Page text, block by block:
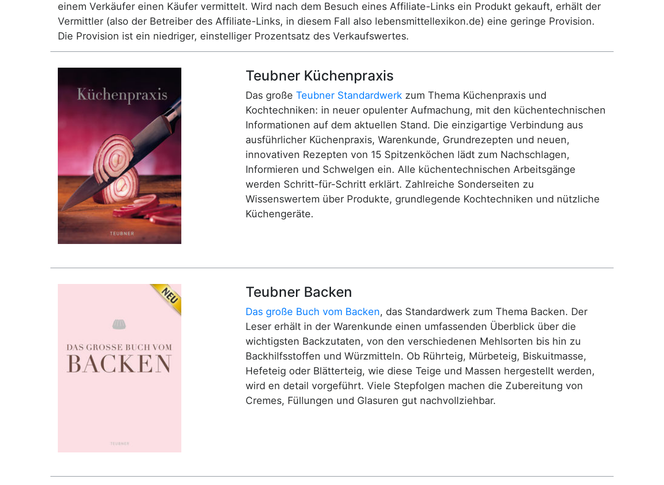
einem Verkäufer einen Käufer vermittelt. Wird nach dem Besuch eines Affiliate-Links ein Produkt gekauft, erhält der
Vermittler (also der Betreiber des Affiliate-Links, in diesem Fall also lebensmittellexikon.de) eine geringe Provision.
Die Provision ist ein niedriger, einstelliger Prozentsatz des Verkaufswertes.
Teubner Küchenpraxis
Das große Teubner Standardwerk zum Thema Küchenpraxis und
Kochtechniken: in neuer opulenter Aufmachung, mit den küchentechnischen
Informationen auf dem aktuellen Stand. Die einzigartige Verbindung aus
ausführlicher Küchenpraxis, Warenkunde, Grundrezepten und neuen,
innovativen Rezepten von 15 Spitzenköchen lädt zum Nachschlagen,
Informieren und Schwelgen ein. Alle küchentechnischen Arbeitsgänge
werden Schritt-für-Schritt erklärt. Zahlreiche Sonderseiten zu
Wissenswertem über Produkte, grundlegende Kochtechniken und nützliche
Küchengeräte.
Teubner Backen
Das große Buch vom Backen, das Standardwerk zum Thema Backen. Der
Leser erhält in der Warenkunde einen umfassenden Überblick über die
wichtigsten Backzutaten, von den verschiedenen Mehlsorten bis hin zu
Backhilfsstoffen und Würzmitteln. Ob Rührteig, Mürbeteig, Biskuitmasse,
Hefeteig oder Blätterteig, wie diese Teige und Massen hergestellt werden,
wird en detail vorgeführt. Viele Stepfolgen machen die Zubereitung von
Cremes, Füllungen und Glasuren gut nachvollziehbar.